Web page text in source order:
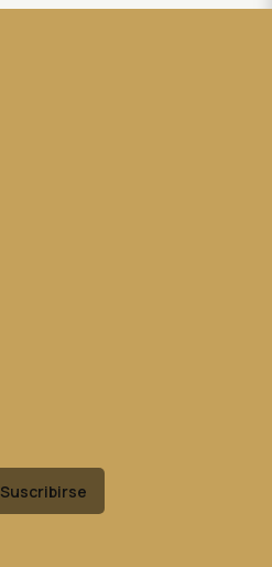
Suscribirse